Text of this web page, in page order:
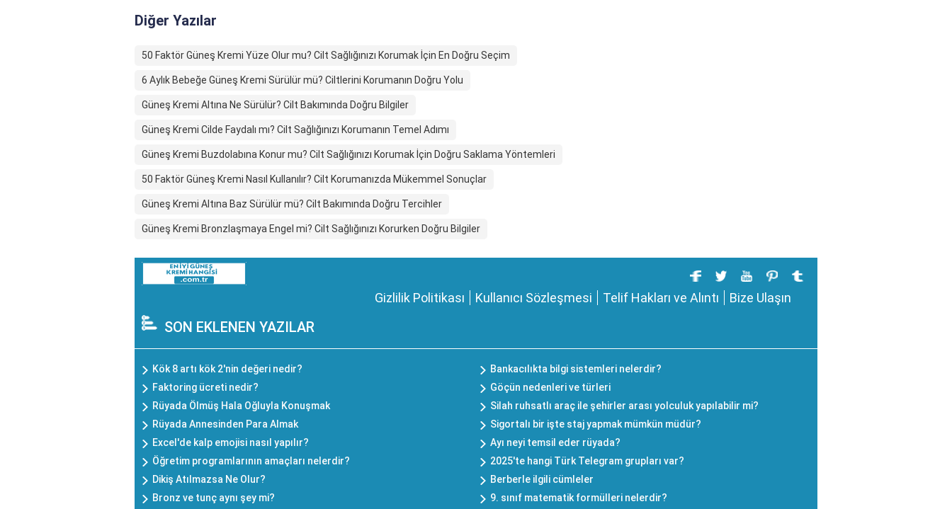
Diğer Yazılar
50 Faktör Güneş Kremi Yüze Olur mu? Cilt Sağlığınızı Korumak İçin En Doğru Seçim
6 Aylık Bebeğe Güneş Kremi Sürülür mü? Ciltlerini Korumanın Doğru Yolu
Güneş Kremi Altına Ne Sürülür? Cilt Bakımında Doğru Bilgiler
Güneş Kremi Cilde Faydalı mı? Cilt Sağlığınızı Korumanın Temel Adımı
Güneş Kremi Buzdolabına Konur mu? Cilt Sağlığınızı Korumak İçin Doğru Saklama Yöntemleri
50 Faktör Güneş Kremi Nasıl Kullanılır? Cilt Korumanızda Mükemmel Sonuçlar
Güneş Kremi Altına Baz Sürülür mü? Cilt Bakımında Doğru Tercihler
Güneş Kremi Bronzlaşmaya Engel mi? Cilt Sağlığınızı Korurken Doğru Bilgiler
Gizlilik Politikası Kullanıcı Sözleşmesi Telif Hakları ve Alıntı Bize Ulaşın
SON EKLENEN YAZILAR
Kök 8 artı kök 2'nin değeri nedir?
Bankacılıkta bilgi sistemleri nelerdir?
Faktoring ücreti nedir?
Göçün nedenleri ve türleri
Rüyada Ölmüş Hala Oğluyla Konuşmak
Silah ruhsatlı araç ile şehirler arası yolculuk yapılabilir mi?
Rüyada Annesinden Para Almak
Sigortalı bir işte staj yapmak mümkün müdür?
Excel'de kalp emojisi nasıl yapılır?
Ayı neyi temsil eder rüyada?
Öğretim programlarının amaçları nelerdir?
2025'te hangi Türk Telegram grupları var?
Dikiş Atılmazsa Ne Olur?
Berberle ilgili cümleler
Bronz ve tunç aynı şey mi?
9. sınıf matematik formülleri nelerdir?